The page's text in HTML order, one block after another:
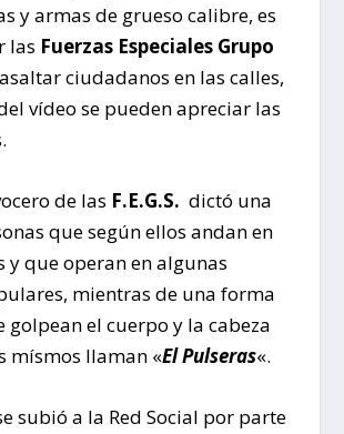
y armas de grueso calibre, es
las Fuerzas Especiales Grupo
ciudadanos en las calles,
vídeo se pueden apreciar las
de las F.E.G.S. dictó una
que según ellos andan en
y que operan en algunas
mientras de una forma
golpean el cuerpo y la cabeza
mísmos llaman «El Pulseras«.
subió a la Red Social por parte